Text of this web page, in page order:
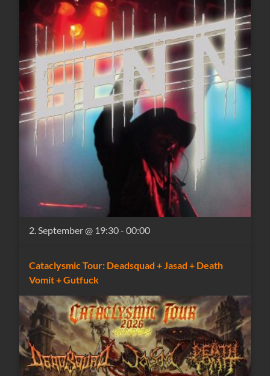
2. September @ 19:30-00:00
Cataclysmic Tour: Deadsquad + Jasad + Death
Vomit + Gutfuck